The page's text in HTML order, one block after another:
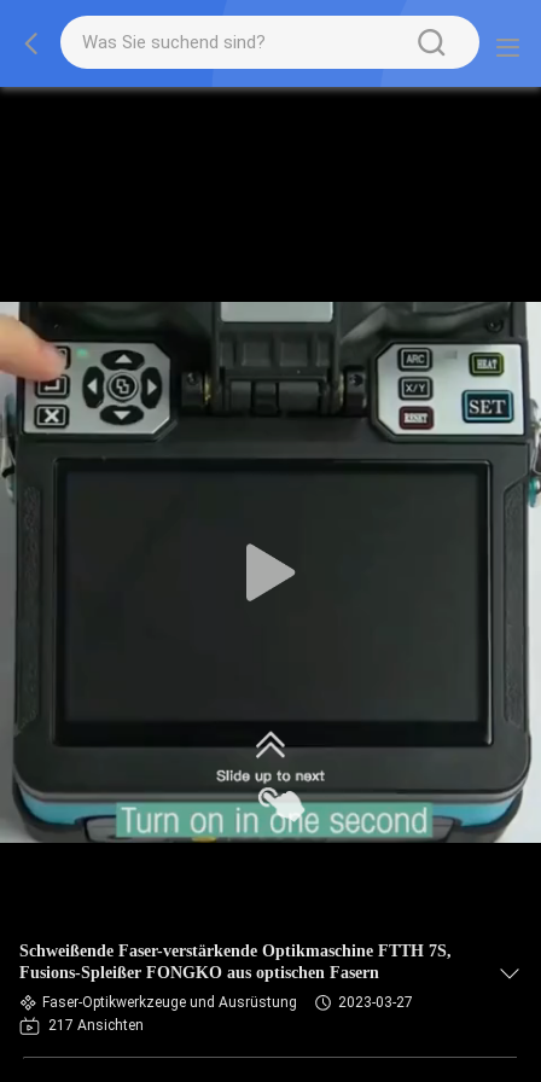
Schweißende Faser-verstärkende Optikmaschine FTTH 7S,
Fusions-Spleißer FONGKO aus optischen Fasern
Faser-Optikwerkzeuge und Ausrüstung
2023-03-27
217 Ansichten